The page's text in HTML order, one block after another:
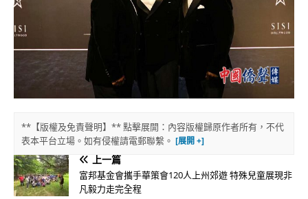
**【版權及免責聲明】** 點擊展開：內容版權歸原作者所有，不代
表本平台立場。如有侵權請電郵聯繫。
上一篇
富邦基金會攜手華策會120人上州郊遊 特殊兒童展現非
凡毅力走完全程